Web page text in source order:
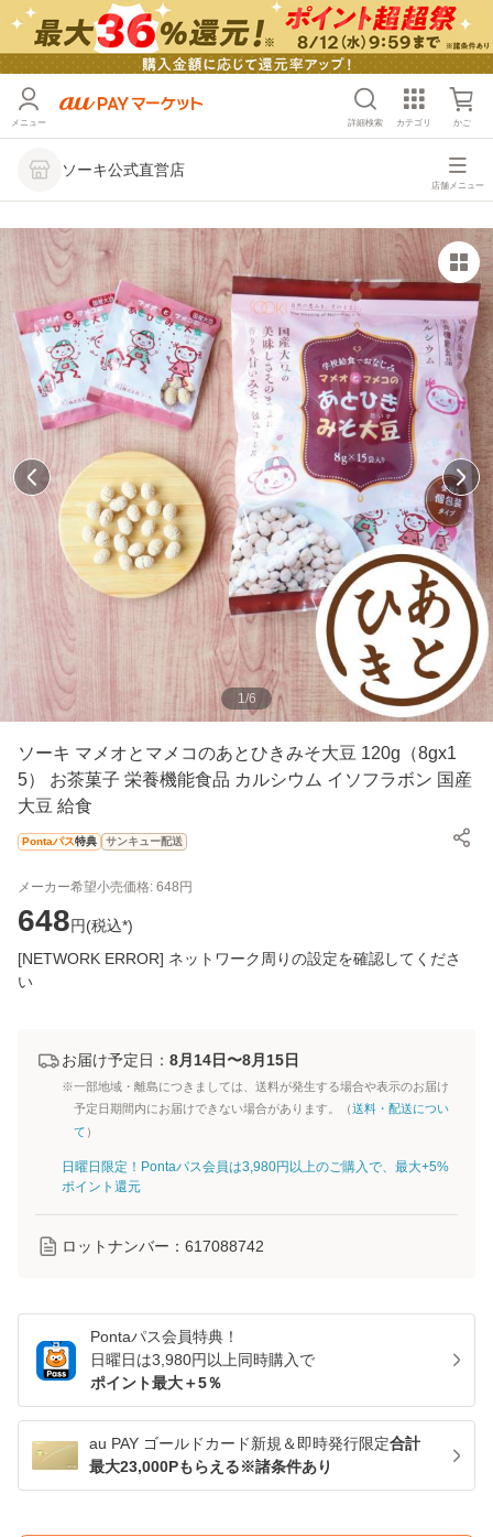
メニュー 詳細検索 カテゴリ かご
ソーキ公式直営店
店舗メニュー
1/6
ソーキ マメオとマメコのあとひきみそ大豆 120g（8gx1
5） お茶菓子 栄養機能食品 カルシウム イソフラボン 国産
大豆 給食
Pontaパス特典 サンキュー配送
メーカー希望小売価格: 648 円
648円(税込*)
[NETWORK ERROR] ネットワーク周りの設定を確認してくださ
い
お届け予定日： 8月14日〜8月15日
※一部地域・離島につきましては、送料が発生する場合や表示のお届け
予定日期間内にお届けできない場合があります。（送料・配送につい
て ）
日曜日限定！Pontaパス会員は3,980円以上のご購入で、最大+5%
ポイント還元
ロットナンバー： 617088742
Pontaパス会員特典！
日曜日は3,980円以上同時購入で
ポイント最大＋5％
au PAY ゴールドカード新規＆即時発行限定合計
最大23,000Pもらえる※諸条件あり